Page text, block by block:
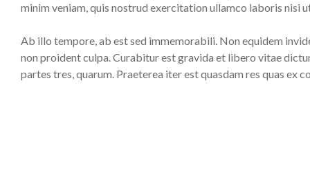
minim veniam, quis nostrud exercitation ullamco laboris nisi
Ab illo tempore, ab est sed immemorabili. Non equidem
non proident culpa. Curabitur est gravida et libero vitae
partes tres, quarum. Praeterea iter est quasdam res quas ex